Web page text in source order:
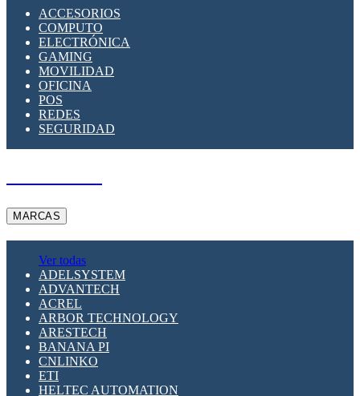
SUPRESOR DE TRANSIENTES SPDS PARA
APLICACIONES FOTOVOLTAICAS
ACCESORIOS
COMPUTO
ELECTRÓNICA
GAMING
MOVILIDAD
OFICINA
POS
REDES
SEGURIDAD
MARCAS
Ver todas
ADELSYSTEM
ADVANTECH
ACREL
ARBOR TECHNOLOGY
ARESTECH
BANANA PI
CNLINKO
ETI
HELTEC AUTOMATION